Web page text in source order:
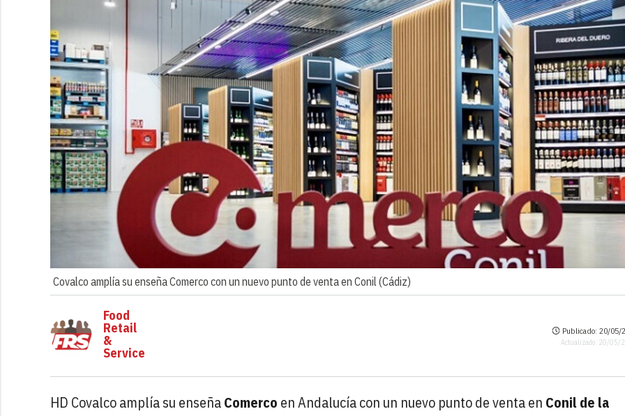
Covalco amplía su enseña Comerco con un nuevo punto de venta en Conil (Cádiz)
Food
Retail
&
Service
Publicado: 20/05/
Actualizado: 20/05/
HD Covalco amplía su enseñaComerco en Andalucía con un nuevo punto de venta en Conil de la